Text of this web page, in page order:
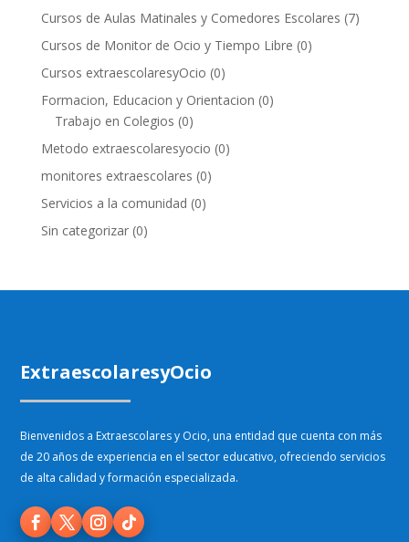
Cursos de Aulas Matinales y Comedores Escolares (7)
Cursos de Monitor de Ocio y Tiempo Libre (0)
Cursos extraescolaresyOcio (0)
Formacion, Educacion y Orientacion (0)
Trabajo en Colegios (0)
Metodo extraescolaresyocio (0)
monitores extraescolares (0)
Servicios a la comunidad (0)
Sin categorizar (0)
ExtraescolaresyOcio
Bienvenidos a Extraescolares y Ocio, una entidad que cuenta con más
de 20 años de experiencia en el sector educativo, ofreciendo servicios
de alta calidad y formación especializada.